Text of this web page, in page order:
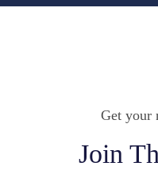
Get your
Join